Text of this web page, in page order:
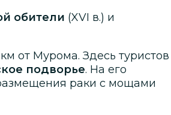
обители (XVI в.) и
км от Мурома. Здесь туристов
подворье. На его
раки с мощами